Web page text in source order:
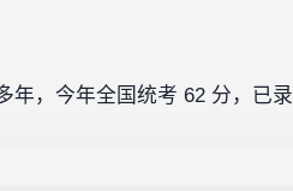
，今年全国统考 62 分，已